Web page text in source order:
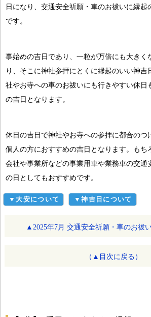
日になり、交通安全祈願・車のお祓いに縁起
です。
事始めの吉日であり、一粒が万倍にも大きく
り、そこに神社参拝にとくに縁起のいい神吉
社やお寺への車のお祓いにも行きやすい休日
の吉日となります。
休日の吉日で神社やお寺への参拝に都合のつ
個人の方におすすめの吉日となります。もち
会社や事業所などの事業用車や業務車の交通
の日としてもおすすめです。
▼大安について ▼神吉日について
▲2025年7月 交通安全祈願・車のお祓
（▲目次に戻る）